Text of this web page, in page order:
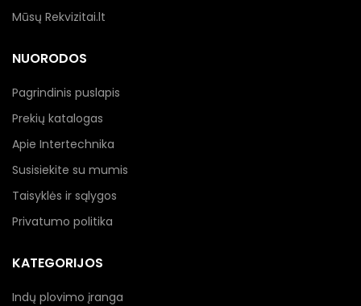
Mūsų Rekvizitai.lt
NUORODOS
Pagrindinis puslapis
Prekių katalogas
Apie Intertechnika
Susisiekite su mumis
Taisyklės ir sąlygos
Privatumo politika
KATEGORIJOS
Indų plovimo įranga